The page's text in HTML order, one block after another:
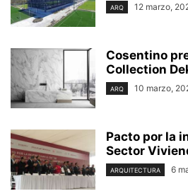
ARQ 12 marzo,
Cosentino
Collection
ARQ 10 marzo,
Pacto por la
Sector
ARQUITECTURA 6